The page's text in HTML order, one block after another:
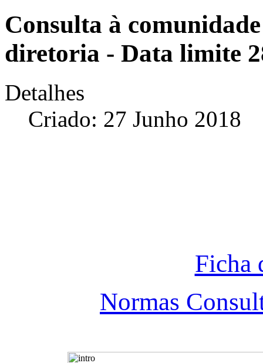
Consulta à
diretoria - Data limite
Detalhes
Criado: 27 Junho 2018
Ficha
Normas